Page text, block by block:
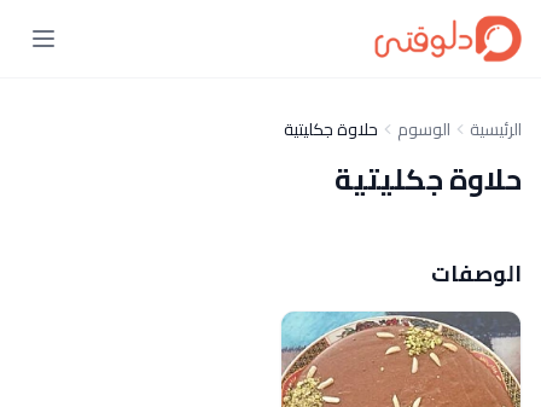
الرئيسية الوسوم حلاوة جكليتية
حلاوة جكليتية
الوصفات